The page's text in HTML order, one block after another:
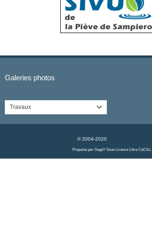
Galeries photos
Travaux 
© 2004-2020
Propulsé par GuppY Sous Licence Libre CeCILL